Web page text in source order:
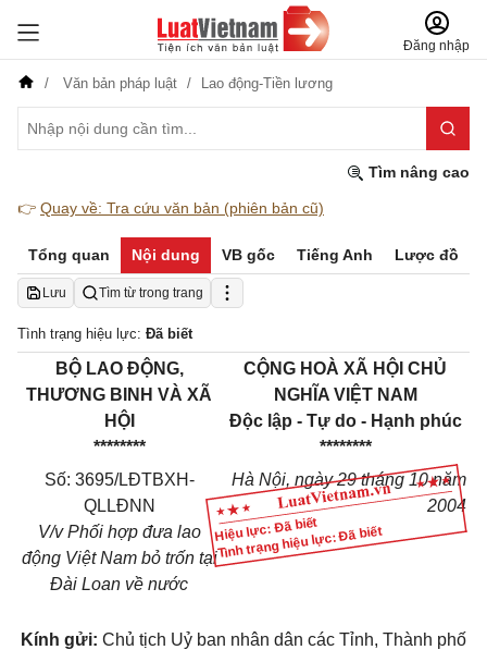
Đăng nhập
Văn bản pháp luật Lao động-Tiền lương
Tìm nâng cao
👉 Quay về: Tra cứu văn bản (phiên bản cũ)
Tổng quan Nội dung VB gốc Tiếng Anh Lược đồ
Lưu Tìm từ trong trang
Tình trạng hiệu lực: Đã biết
Hiệu lực: Đã biết
Tình trạng hiệu lực: Đã biết
BỘ LAO ĐỘNG,
THƯƠNG BINH VÀ XÃ
HỘI
********
CỘNG HOÀ XÃ HỘI CHỦ
NGHĨA VIỆT NAM
Độc lập - Tự do - Hạnh phúc
********
Số: 3695/LĐTBXH-
QLLĐNN
V/v Phối hợp đưa lao
động Việt Nam bỏ trốn tại
Đài Loan về nước
Hà Nội, ngày 29 tháng 10 năm
2004
Kính gửi: Chủ tịch Uỷ ban nhân dân các Tỉnh, Thành phố